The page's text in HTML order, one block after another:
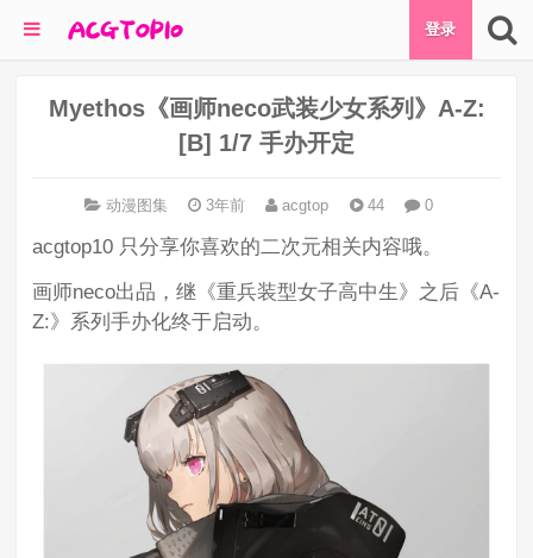
登录
Myethos《画师neco武装少女系列》A-Z:
[B] 1/7 手办开定
动漫图集 3年前 acgtop 44 0
acgtop10 只分享你喜欢的二次元相关内容哦。
画师neco出品，继《重兵装型女子高中生》之后《A-
Z:》系列手办化终于启动。